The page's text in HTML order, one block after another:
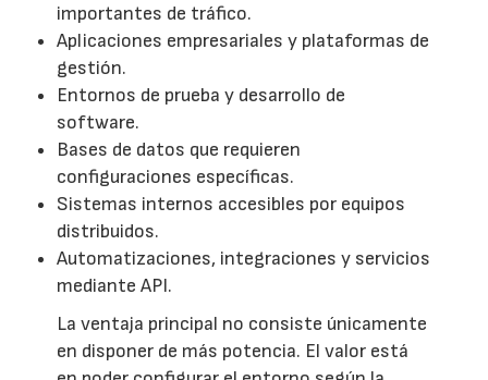
importantes de tráfico.
Aplicaciones empresariales y plataformas de
gestión.
Entornos de prueba y desarrollo de
software.
Bases de datos que requieren
configuraciones específicas.
Sistemas internos accesibles por equipos
distribuidos.
Automatizaciones, integraciones y servicios
mediante API.
La ventaja principal no consiste únicamente
en disponer de más potencia. El valor está